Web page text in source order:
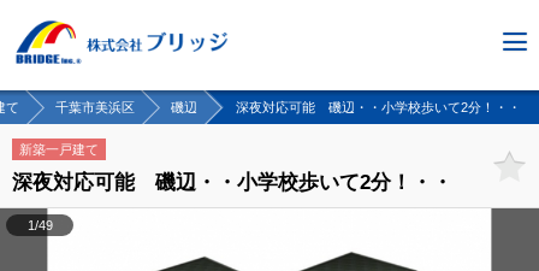
て 千葉市美浜区 磯辺 深夜対応可能 磯辺・・小学校歩いて2分！・・
新築一戸建て
深夜対応可能 磯辺・・小学校歩いて2分！・・
1/49